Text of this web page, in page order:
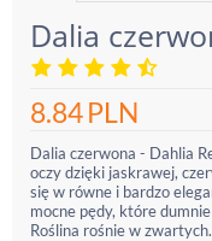
Dalia
8.84PLN
Dalia czerwona - Dahlia
oczy dzięki jaskrawej,
się w równe i bardzo
mocne pędy, które
Roślina rośnie w